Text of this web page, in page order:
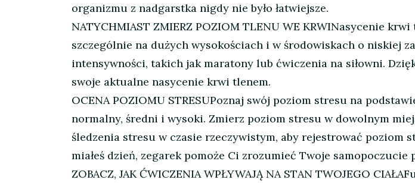
organizmu z nadgarstka nigdy nie było łatwiejsze.
NATYCHMIAST ZMIERZ POZIOM TLENU WE KRWINasycenie
szczególnie na dużych wysokościach i w środowiskach o niskiej
intensywności, takich jak maratony lub ćwiczenia na siłowni.
swoje aktualne nasycenie krwi tlenem.
OCENA POZIOMU STRESUPoznaj swój poziom stresu na
normalny, średni i wysoki. Zmierz poziom stresu w dowolnym
śledzenia stresu w czasie rzeczywistym, aby rejestrować poziom
miałeś dzień, zegarek pomoże Ci zrozumieć Twoje samopoczucie
ZOBACZ, JAK ĆWICZENIA WPŁYWAJĄ NA STAN TWOJEGO